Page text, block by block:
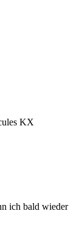
KX
ich bald wieder